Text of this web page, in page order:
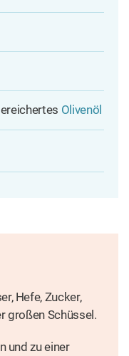
Olivenöl
Hefe, Zucker,
großen Schüssel.
und zu einer